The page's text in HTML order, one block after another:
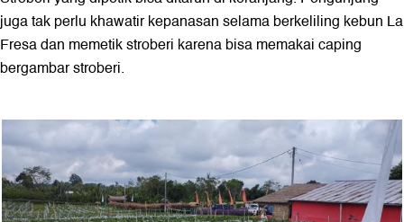
juga tak perlu khawatir kepanasan selama berkeliling kebun La
Fresa dan memetik stroberi karena bisa memakai caping
bergambar stroberi.